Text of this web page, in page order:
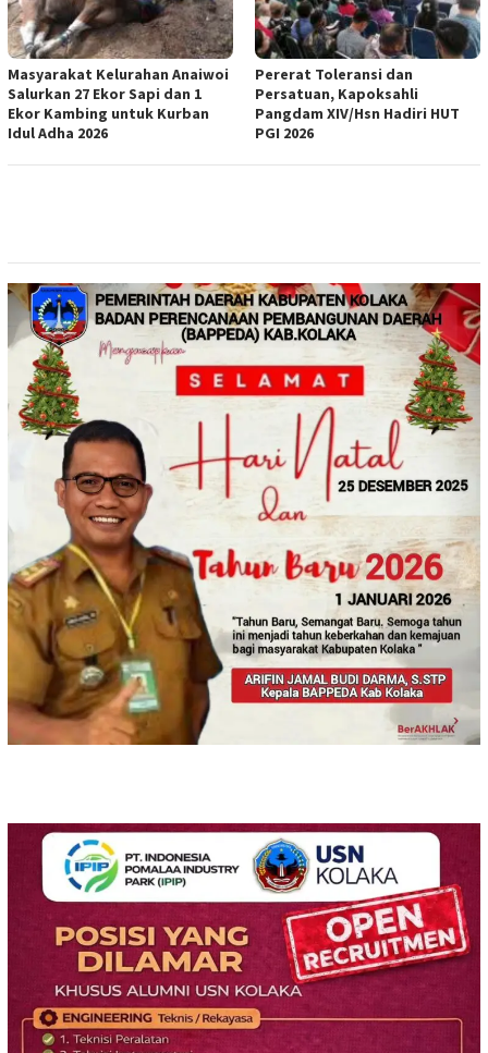
Masyarakat Kelurahan Anaiwoi
Salurkan 27 Ekor Sapi dan 1
Ekor Kambing untuk Kurban
Idul Adha 2026
Pererat Toleransi dan
Persatuan, Kapoksahli
Pangdam XIV/Hsn Hadiri HUT
PGI 2026